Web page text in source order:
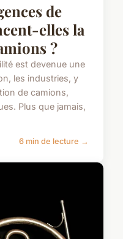
de
elles la
?
est devenue une
les industries, y
de camions,
Plus que jamais,
6 min de lecture →